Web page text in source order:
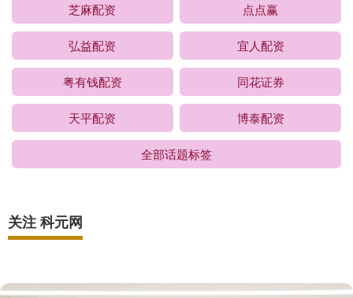
芝麻配资 点点赢
弘益配资 宜人配资
粤有钱配资 同花证券
天平配资 博泰配资
全部话题标签
关注 科元网